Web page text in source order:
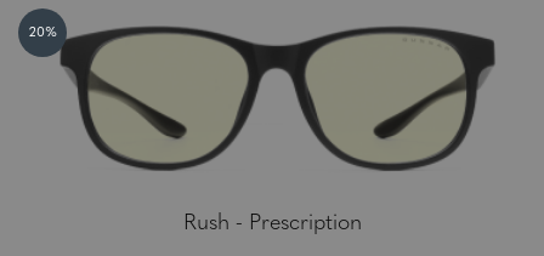
20%
Rush - Prescription